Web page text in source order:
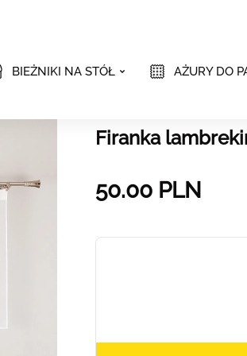
BIEŻNIKI NA STÓŁ AŻURY DO
Firanka
50.00 PLN